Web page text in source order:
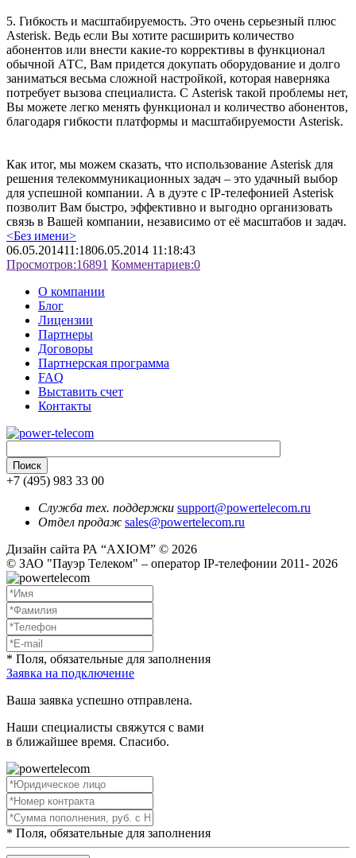
5. Гибкость и масштабируемость. Это очень серьезный плюс
Asterisk. Ведь если Вы хотите расширить количество
абонентов или внести какие-то коррективы в функционал
обычной АТС, Вам придется докупать оборудование и долго
заниматься весьма сложной настройкой, которая наверняка
потребует вызова специалиста. С Asterisk такой проблемы нет,
Вы можете легко менять функционал и количество абонентов,
благодаря гибкости платформы и масштабируемости Asterisk.
Как итог, мы можем сказать, что использование Asterisk для
решения телекоммуникационных задач – это удачный выбор
для успешной компании. А в дуэте с IP-телефонией Asterisk
позволит Вам быстро, эффективно и выгодно организовать
связь в Вашей компании, независимо от её масштабов и задач.
<Без имени>
06.05.201411:1806.05.2014 11:18:43
Просмотров:16891 Комментариев:0
О компании
Блог
Лицензии
Партнеры
Договоры
Партнерская программа
FAQ
Выставить счет
Контакты
+7 (495) 983 33 00
Служба тех. поддержки support@powertelecom.ru
Отдел продаж sales@powertelecom.ru
Дизайн сайта РА “AXIOM” © 2026
© ЗАО "Пауэр Телеком" – оператор IP-телефонии 2011- 2026
* Поля, обязательные для заполнения
Заявка на подключение
Ваша заявка успешно отправлена.
Наши специалисты свяжутся с вами
в ближайшее время. Спасибо.
* Поля, обязательные для заполнения